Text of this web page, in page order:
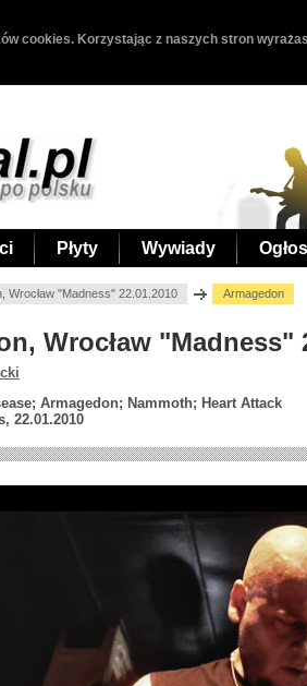
cookies. Korzystając z naszych stron
Płyty Wywiady
Wrocław "Madness" 22.01.2010 Armagedon
Wrocław "Madness"
Armagedon; Nammoth; Heart Attack
22.01.2010